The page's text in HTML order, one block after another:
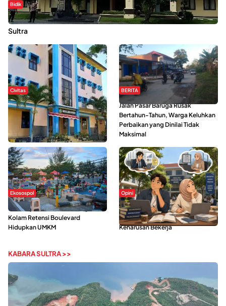
Bidik
Dugaan Kekerasan Seksual di UIN Kendari Dilaporkan ke Polda
Sultra
Civitas
Di Balik Kehidupan Ma’had Al-
Jami’ah UIN Kendari : Mahasiswa
Ceritakan Manfaat dan Tantangan
BERITA
Jalan Pasar Baruga Rusak
Bertahun-Tahun, Warga Keluhkan
Perbaikan yang Dinilai Tidak
Maksimal
Ekosospol
Ramainya Aktivitas Olahraga di
Kolam Retensi Boulevard
Hidupkan UMKM
Opini
Kerasnya Kehidupan Mahasiswa di
Tengah Gempuran Tugas dan
Keharusan Bekerja
KABARA SULTRA >>